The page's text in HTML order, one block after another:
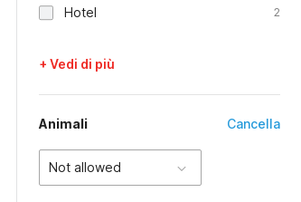
Hotel 2
+ Vedi di più
Animali Cancella
Not allowed